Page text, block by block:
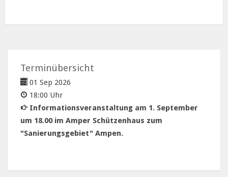
Terminübersicht
01 Sep 2026
18:00 Uhr
Informationsveranstaltung am 1. September
um 18.00 im Amper Schützenhaus zum
"Sanierungsgebiet" Ampen.